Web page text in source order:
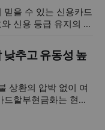
트
믿을 수 있는 신용카드
신용 등급 유지의 성
. 이는 단순히 카드
개인의 소중한 금융
장해야 하는 전문적
도와 높은 매입율에
추고 유동성 높
상환의 압박 없이 여
할부현금화는 현대
동화 전략으로 꼽힙
디지털 자산을 획득